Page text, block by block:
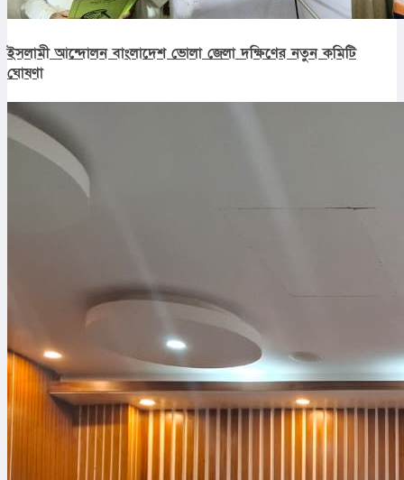
ইসলামী আন্দোলন বাংলাদেশ ভোলা জেলা দক্ষিণের নতুন কমিটি
ঘোষণা